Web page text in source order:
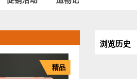
精品
浏览历史